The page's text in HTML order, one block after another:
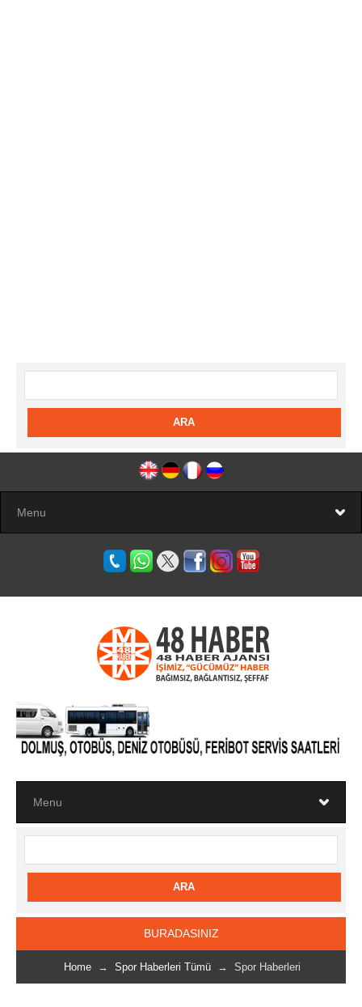
BURADASINIZ
Home → Spor Haberleri Tümü → Spor Haberleri